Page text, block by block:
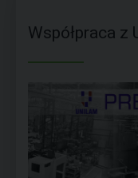
Współpraca z